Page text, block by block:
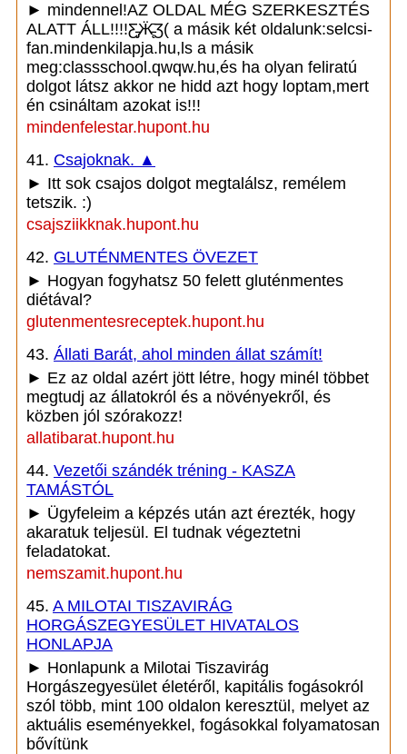
► mindennel!AZ OLDAL MÉG SZERKESZTÉS
ALATT ÁLL!!!!Ƹ̵̡Ӝ̵̨̄Ʒ( a másik két oldalunk:selcsi-
fan.mindenkilapja.hu,ls a másik
meg:classschool.qwqw.hu,és ha olyan feliratú
dolgot látsz akkor ne hidd azt hogy loptam,mert
én csináltam azokat is!!!
mindenfelestar.hupont.hu
41. Csajoknak. ▲
► Itt sok csajos dolgot megtalálsz, remélem
tetszik. :)
csajsziikknak.hupont.hu
42. GLUTÉNMENTES ÖVEZET
► Hogyan fogyhatsz 50 felett gluténmentes
diétával?
glutenmentesreceptek.hupont.hu
43. Állati Barát, ahol minden állat számít!
► Ez az oldal azért jött létre, hogy minél többet
megtudj az állatokról és a növényekről, és
közben jól szórakozz!
allatibarat.hupont.hu
44. Vezetői szándék tréning - KASZA
TAMÁSTÓL
► Ügyfeleim a képzés után azt érezték, hogy
akaratuk teljesül. El tudnak végeztetni
feladatokat.
nemszamit.hupont.hu
45. A MILOTAI TISZAVIRÁG
HORGÁSZEGYESÜLET HIVATALOS
HONLAPJA
► Honlapunk a Milotai Tiszavirág
Horgászegyesület életéről, kapitális fogásokról
szól több, mint 100 oldalon keresztül, melyet az
aktuális eseményekkel, fogásokkal folyamatosan
bővítünk